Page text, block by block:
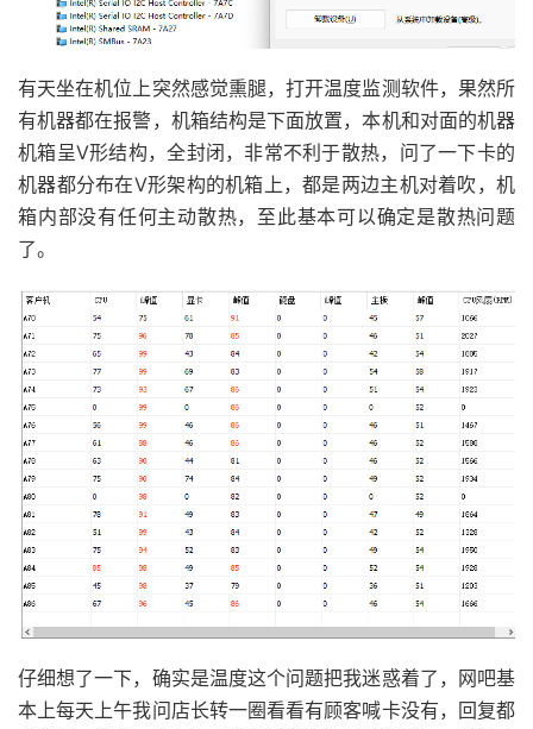
有天坐在机位上突然感觉熏腿，打开温度监测软件，果然所
有机器都在报警，机箱结构是下面放置，本机和对面的机器
机箱呈V形结构，全封闭，非常不利于散热，问了一下卡的
机器都分布在V形架构的机箱上，都是两边主机对着吹，机
箱内部没有任何主动散热，至此基本可以确定是散热问题
了。
仔细想了一下，确实是温度这个问题把我迷惑着了，网吧基
本上每天上午我问店长转一圈看看有顾客喊卡没有，回复都